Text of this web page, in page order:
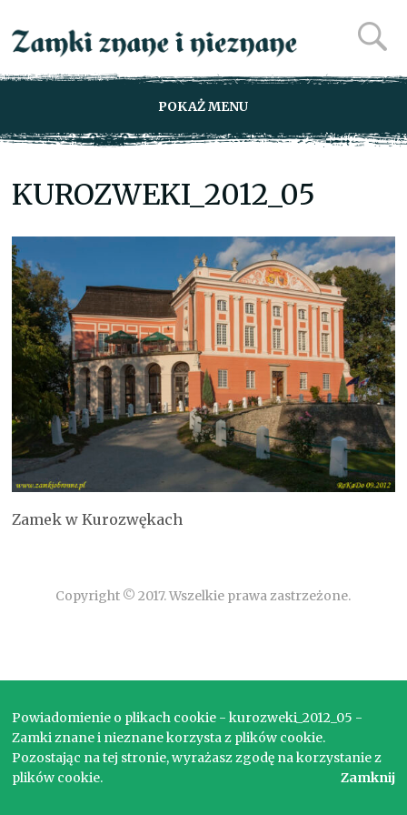
POKAŻ MENU
KUROZWEKI_2012_05
Zamek w Kurozwękach
Copyright © 2017. Wszelkie prawa zastrzeżone.
Powiadomienie o plikach cookie - kurozweki_2012_05 -
Zamki znane i nieznane korzysta z plików cookie.
Pozostając na tej stronie, wyrażasz zgodę na korzystanie z
plików cookie.
Zamknij